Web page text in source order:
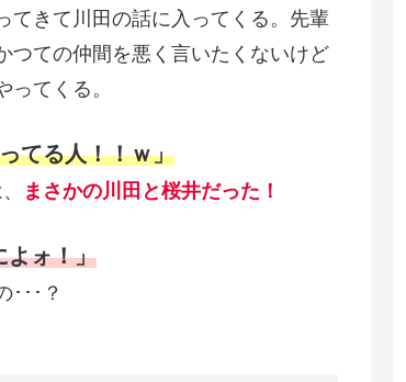
てきて川田の話に入ってくる。先輩
つての仲間を悪く言いたくないけど
てくる。
てる人！！ｗ」
まさかの川田と桜井だった！
よォ！」
･･･？